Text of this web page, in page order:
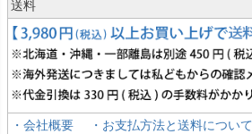
送料
・会社概要 ・お支払方法と送料について